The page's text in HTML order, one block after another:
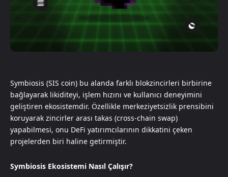
Symbiosis (SIS coin) bu alanda farklı blokzincirleri birbirine
bağlayarak likiditeyi, işlem hızını ve kullanıcı deneyimini
geliştiren ekosistemdir. Özellikle merkeziyetsizlik prensibini
koruyarak zincirler arası takas (cross-chain swap)
yapabilmesi, onu DeFi yatırımcılarının dikkatini çeken
projelerden biri haline getirmiştir.
Symbiosis Ekosistemi Nasıl Çalışır?